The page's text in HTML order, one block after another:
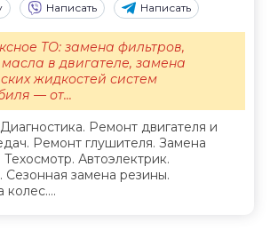
Написать Написать
Ремонт двигателя и
Ремонт глушителя. Замена
Техосмотр. Автоэлектрик.
замена резины.
колес....
ТО: замена фильтров,
в двигателе, замена
жидкостей систем
— от...